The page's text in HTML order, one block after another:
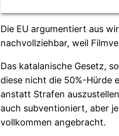
Die EU argumentiert aus
nachvollziehbar, weil
Das katalanische Gesetz,
diese nicht die 50%-Hürde
anstatt Strafen
auch subventioniert, aber
vollkommen angebracht.